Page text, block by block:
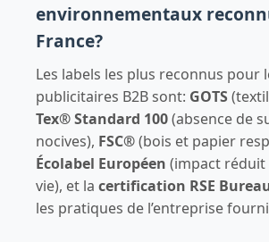
environnementaux
France?
Les labels les plus reconnus pour
publicitaires B2B sont: GOTS
Tex® Standard 100(absence de
nocives), FSC®(bois et papier
Écolabel Européen (impact réduit
vie), et la certification RSE
les pratiques de l’entreprise